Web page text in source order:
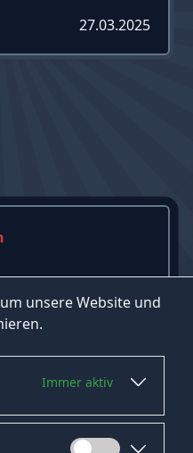
unsere Website und
Immer aktiv
27.03.2025
Jobs